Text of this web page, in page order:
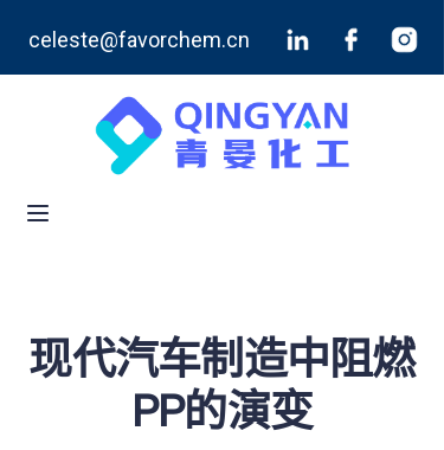
celeste@favorchem.cn
现代汽车制造中阻燃
PP的演变
博客
联系我们